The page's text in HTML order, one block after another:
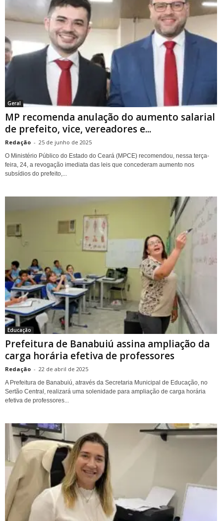
Geral
MP recomenda anulação do aumento salarial
de prefeito, vice, vereadores e...
Redação - 25 de junho de 2025
O Ministério Público do Estado do Ceará (MPCE) recomendou, nessa terça-
feira, 24, a revogação imediata das leis que concederam aumento nos
subsídios do prefeito,...
Educação
Prefeitura de Banabuiú assina ampliação da
carga horária efetiva de professores
Redação - 22 de abril de 2025
A Prefeitura de Banabuiú, através da Secretaria Municipal de Educação, no
Sertão Central, realizará uma solenidade para ampliação de carga horária
efetiva de professores...